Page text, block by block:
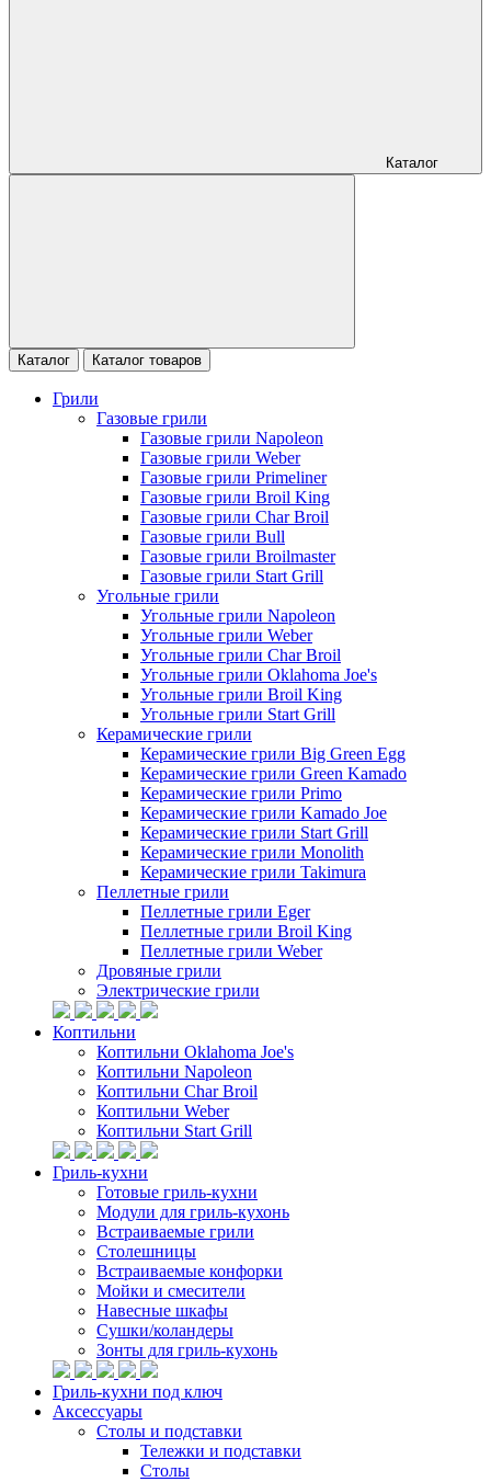
Каталог
Каталог Каталог товаров
Грили
Газовые грили
Газовые грили Napoleon
Газовые грили Weber
Газовые грили Primeliner
Газовые грили Broil King
Газовые грили Char Broil
Газовые грили Bull
Газовые грили Broilmaster
Газовые грили Start Grill
Угольные грили
Угольные грили Napoleon
Угольные грили Weber
Угольные грили Char Broil
Угольные грили Oklahoma Joe's
Угольные грили Broil King
Угольные грили Start Grill
Керамические грили
Керамические грили Big Green Egg
Керамические грили Green Kamado
Керамические грили Primo
Керамические грили Kamado Joe
Керамические грили Start Grill
Керамические грили Monolith
Керамические грили Takimura
Пеллетные грили
Пеллетные грили Eger
Пеллетные грили Broil King
Пеллетные грили Weber
Дровяные грили
Электрические грили
Коптильни
Коптильни Oklahoma Joe's
Коптильни Napoleon
Коптильни Char Broil
Коптильни Weber
Коптильни Start Grill
Гриль-кухни
Готовые гриль-кухни
Модули для гриль-кухонь
Встраиваемые грили
Столешницы
Встраиваемые конфорки
Мойки и смесители
Навесные шкафы
Сушки/коландеры
Зонты для гриль-кухонь
Гриль-кухни под ключ
Аксессуары
Столы и подставки
Тележки и подставки
Столы